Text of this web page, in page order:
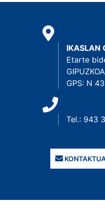
IKASLAN
Etarte
GIPUZKOA
GPS: N
Tel.: 943